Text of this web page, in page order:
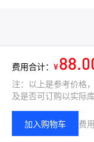
费用合计： ¥
注：以上是参考价格
及是否可订购以实际
费
加入购物车